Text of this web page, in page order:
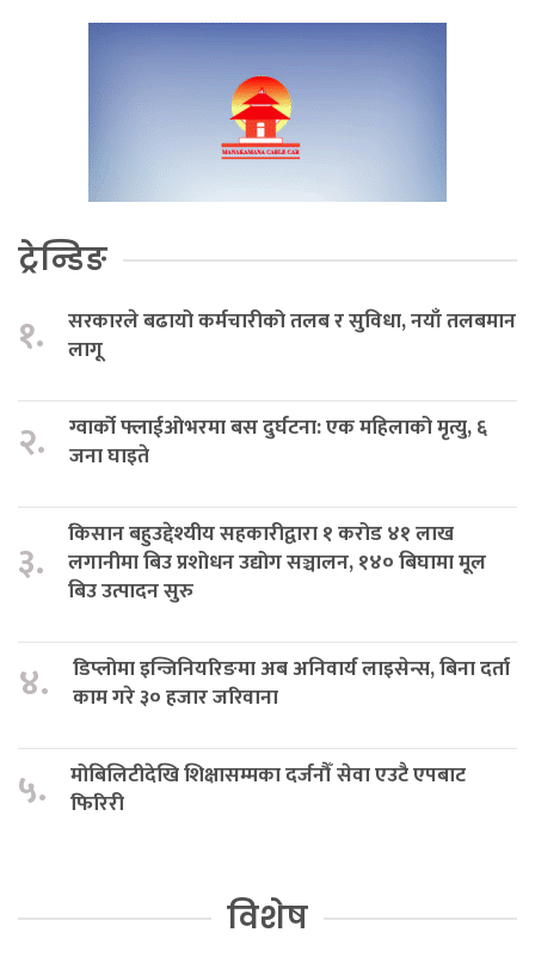
ट्रेन्डिङ
१.
सरकारले बढायो कर्मचारीको तलब र सुविधा, नयाँ तलबमान
लागू
२.
ग्वार्को फ्लाईओभरमा बस दुर्घटना: एक महिलाको मृत्यु, ६
जना घाइते
३.
किसान बहुउद्देश्यीय सहकारीद्वारा १ करोड ४१ लाख
लगानीमा बिउ प्रशोधन उद्योग सञ्चालन, १४० बिघामा मूल
बिउ उत्पादन सुरु
४.
डिप्लोमा इन्जिनियरिङमा अब अनिवार्य लाइसेन्स, बिना दर्ता
काम गरे ३० हजार जरिवाना
५.
मोबिलिटीदेखि शिक्षासम्मका दर्जनौँ सेवा एउटै एपबाट
फिरिरी
विशेष